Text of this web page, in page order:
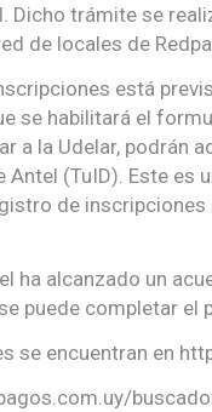
Dicho trámite se
de locales de
está
se habilitará el
a la Udelar, podrán
Antel (TuID). Este es
de
ha alcanzado un
puede completar el
se encuentran en